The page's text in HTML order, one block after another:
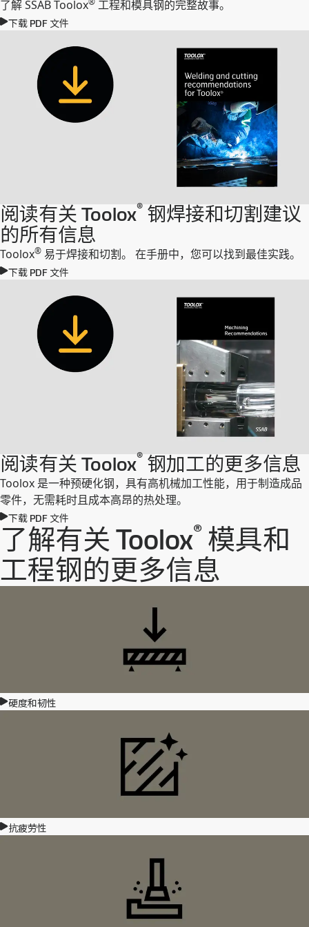
了解 SSAB Toolox 工程和模具钢的完整故事。
下载 PDF 文件
阅读有关 Toolox® 钢焊接和切割建议
的所有信息
Toolox® 易于焊接和切割。 在手册中，您可以找到最佳实践。
下载 PDF 文件
阅读有关 Toolox® 钢加工的更多信息
Toolox 是一种预硬化钢，具有高机械加工性能，用于制造成品
零件，无需耗时且成本高昂的热处理。
下载 PDF 文件
了解有关 Toolox® 模具和
工程钢的更多信息
硬度和韧性
抗疲劳性